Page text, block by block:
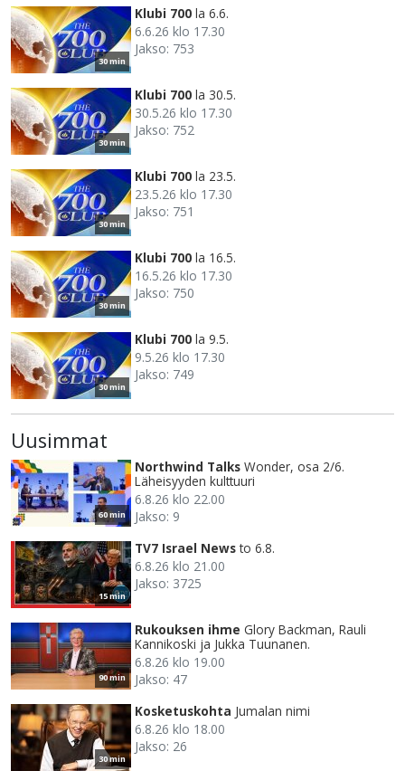
30 min
Klubi 700 la 6.6.
6.6.26 klo 17.30
Jakso: 753
30 min
Klubi 700 la 30.5.
30.5.26 klo 17.30
Jakso: 752
30 min
Klubi 700 la 23.5.
23.5.26 klo 17.30
Jakso: 751
30 min
Klubi 700 la 16.5.
16.5.26 klo 17.30
Jakso: 750
30 min
Klubi 700 la 9.5.
9.5.26 klo 17.30
Jakso: 749
Uusimmat
60 min
Northwind Talks Wonder, osa 2/6.
Läheisyyden kulttuuri
6.8.26 klo 22.00
Jakso: 9
15 min
TV7 Israel News to 6.8.
6.8.26 klo 21.00
Jakso: 3725
90 min
Rukouksen ihme Glory Backman, Rauli
Kannikoski ja Jukka Tuunanen.
6.8.26 klo 19.00
Jakso: 47
30 min
Kosketuskohta Jumalan nimi
6.8.26 klo 18.00
Jakso: 26